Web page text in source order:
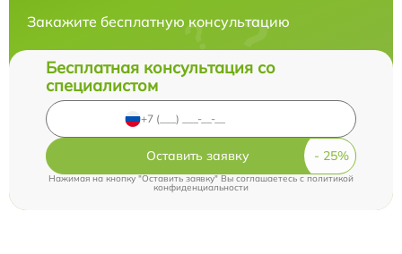
Закажите бесплатную консультацию
Бесплатная консультация со
специалистом
Оставить заявку
Нажимая на кнопку "Оставить заявку" Вы соглашаетесь cполитикой
конфиденциальности